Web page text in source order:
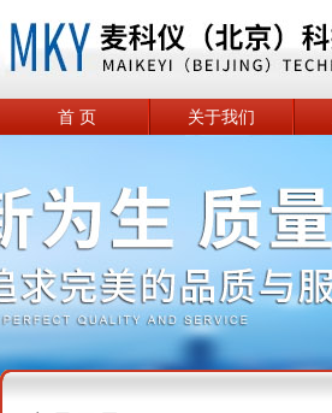
首 页 关于我们